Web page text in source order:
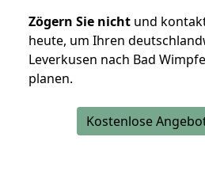
Zögern Sie nicht und
heute, um Ihren
Leverkusen nach Bad
planen.
Kostenlose